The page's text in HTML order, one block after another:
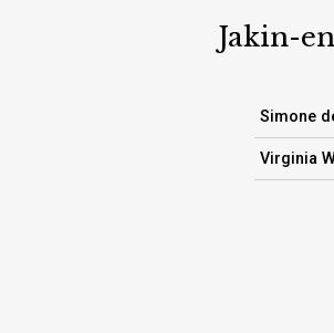
Jakin-
Simone
Virginia